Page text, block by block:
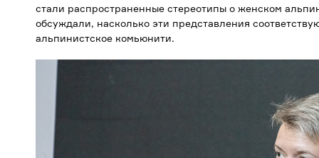
стали распространенные стереотипы о женском
обсуждали, насколько эти представления
альпинистское комьюнити.